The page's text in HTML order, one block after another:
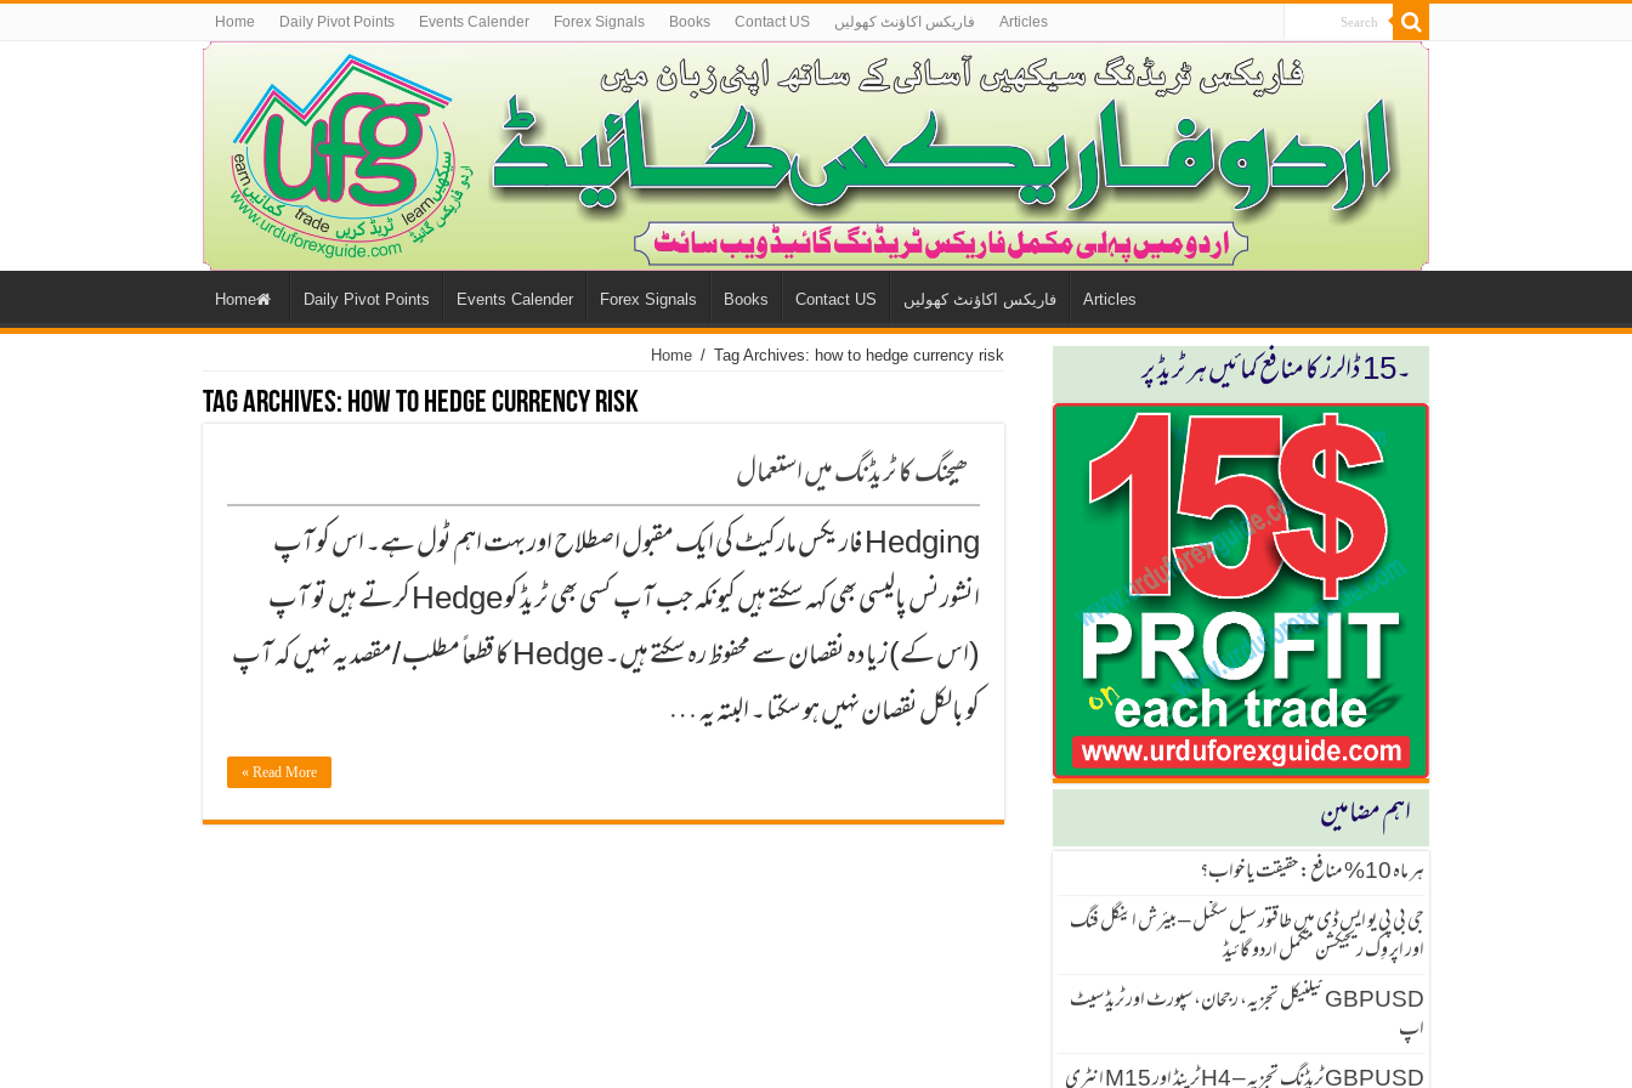
Home Daily Pivot Points Events Calender Forex Signals Books Contact US فاريكس اكاؤنٹ كھوليں Articles
Home Daily Pivot Points Events Calender Forex Signals Books Contact US فاريكس اكاؤنٹ كھوليں Articles
Home / Tag Archives: how to hedge currency risk
Tag Archives: how to hedge currency risk
ھیجنگ کا ٹریڈنگ میں استعمال
Hedging فاریکس مارکیٹ کی ایک مقبول اصطلاح اور بہت اہم ٹول ہے۔ اس کو آپ
انشورنس پالیسی بھی کہہ سکتے ہیں کیونکہ جب آپ کسی بھی ٹریڈ کو Hedge کرتے ہیں تو آپ
(اس کے) زیادہ نقصان سے محفوظ رہ سکتے ہیں۔ Hedge کا قطعاً مطلب /مقصد یہ نہیں کہ آپ
کو بالکل نقصان نہیں ہو سکتا ۔ البتہ یہ …
Read More »
۔15 ڈالرز كا منافع كمائیں ہر ٹریڈ پر
اہم مضامین
ہر ماہ 10% منافع: حقیقت یا خواب؟
جی بی پی یو ایس ڈی میں طاقتور سیل سگنل – بیئرش اینگل فنگ
اور اپر وِک ریجیکشن مکمل اردو گائیڈ
GBPUSD ٹیکنیکل تجزیہ، رجحان، سپورٹ اور ٹریڈ سیٹ
اپ